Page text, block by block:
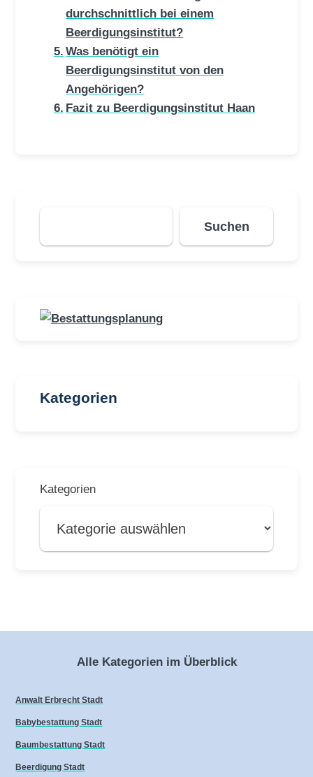
durchschnittlich bei einem
Beerdigungsinstitut?
Was benötigt ein
Beerdigungsinstitut von den
Angehörigen?
Fazit zu Beerdigungsinstitut Haan
Suchen
Suchen
Kategorien
Kategorien
Alle Kategorien im Überblick
Anwalt Erbrecht Stadt
Babybestattung Stadt
Baumbestattung Stadt
Beerdigung Stadt